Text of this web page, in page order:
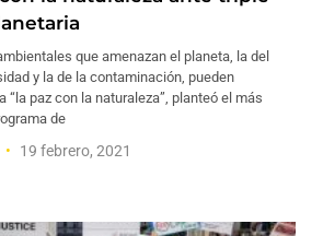
que amenazan el planeta, la del
y la de la contaminación, pueden
“la paz con la naturaleza”, planteó el más
de
19 febrero, 2021